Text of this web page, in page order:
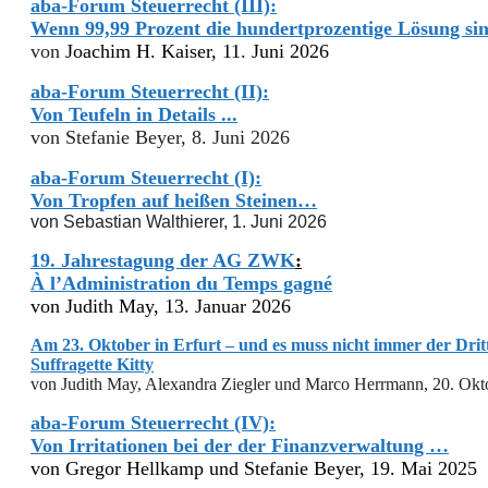
aba-Forum Steuerrecht (III):
Wenn 99,99 Prozent die hundertprozentige Lösung
von Joachim H. Kaiser, 11. Juni 2026
aba-Forum Steuerrecht (II):
Von Teufeln in Details ...
von Stefanie Beyer, 8. Juni 2026
aba-Forum Steuerrecht (I):
Von Tropfen auf heißen Steinen…
von Sebastian Walthierer, 1. Juni 2026
19. Jahrestagung der AG ZWK:
À l’Administration du Temps gagné
von Judith May, 13. Januar 2026
Am 23. Oktober in Erfurt – und es muss nicht immer der
Suffragette Kitty
von Judith May, Alexandra Ziegler und Marco Herrmann, 20.
aba-Forum Steuerrecht (IV):
Von Irritationen bei der der Finanzverwaltung …
von Gregor Hellkamp und Stefanie Beyer, 19. Mai 2025